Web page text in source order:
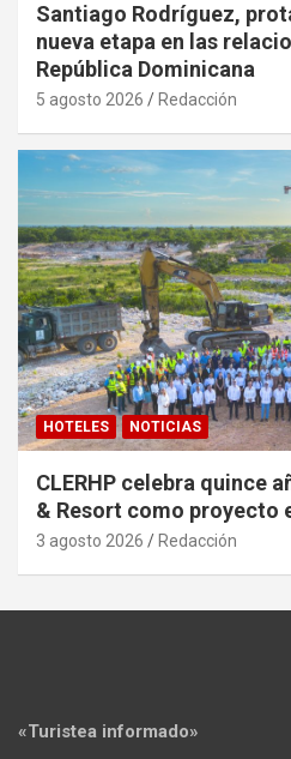
Santiago Rodríguez,
nueva etapa en las
República Dominicana
5 agosto 2026 Redacción
HOTELES NOTICIAS
CLERHP celebra quince
& Resort como proyecto
3 agosto 2026 Redacción
«Turistea informado»